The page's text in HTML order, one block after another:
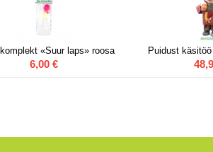
«Suur laps» roosa
6,00 €
Puidust